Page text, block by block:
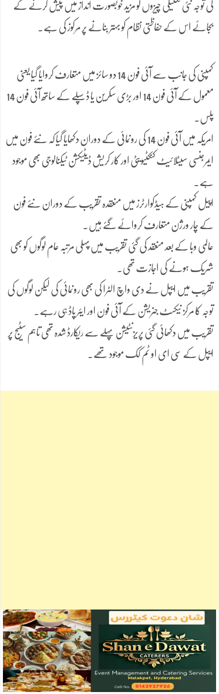
کی توجہ نئی تکنیکی چیزوں کو مزید خوبصورت انداز میں پیش کرنے کے
بجائے اس کے حفاظتی نظام کو بہتر بنانے پر مرکوز کی ہے۔
کمپنی کی جانب سے آئی فون 14 دو سائز میں متعارف کروایا گیا یعنی
معمول کے آئی فون 14 اور بڑی سکرین یا ڈسپلے کے ساتھ آئی فون 14
پلس۔
امریکہ میں آئی فون 14 کی رونمائی کے دوران دکھایا گیا کہ نئے فون میں
ایمرجنسی سیٹلائیٹ کنکٹیویٹی اور کار کریش ڈیٹیکشن ٹیکنالوجی بھی موجود
ہے۔
اپیل کمپنی کے ہیڈکوارٹرز میں منعقدہ تقریب کے دوران نئے فون
کے چار ورژن متعارف کروائے گئے ہیں۔
عالمی وبا کے بعد منعقد کی گئی تقریب میں پہلی مرتبہ عام لوگوں کو بھی
شریک ہونے کی اجازت تھی۔
تقریب میں ایپل نے دی واچ الٹرا کی بھی رونمائی کی لیکن لوگوں کی
توجہ کا مرکز نیکسٹ جنریشن کے آئی فون اور ایئر پاڈ ہی رہے۔
تقریب میں دکھائی گئی پریزنٹیشن پہلے سے ریکارڈ شدہ تھی تاہم سٹیج پر
ایپل کے سی ای او ٹم کک موجود تھے۔